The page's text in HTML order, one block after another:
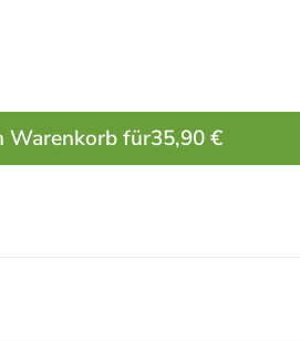
Warenkorb für35,90 €